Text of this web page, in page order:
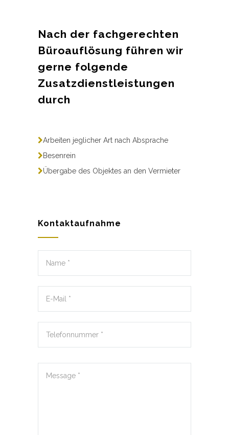
Nach der fachgerechten
Büroauflösung führen wir
gerne folgende
Zusatzdienstleistungen
durch
Arbeiten jeglicher Art nach Absprache
Besenrein
Übergabe des Objektes an den Vermieter
Kontaktaufnahme